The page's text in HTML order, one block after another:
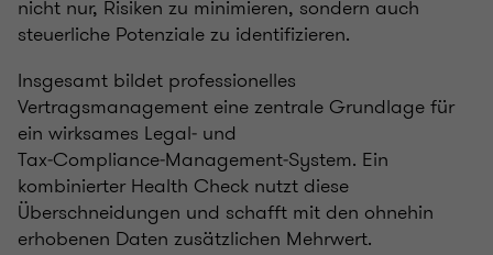
nicht nur, Risiken zu minimieren, sondern auch
steuerliche Potenziale zu identifizieren.
Insgesamt bildet professionelles
Vertragsmanagement eine zentrale Grundlage für
ein wirksames Legal‑ und
Tax‑Compliance‑Management‑System. Ein
kombinierter Health Check nutzt diese
Überschneidungen und schafft mit den ohnehin
erhobenen Daten zusätzlichen Mehrwert.